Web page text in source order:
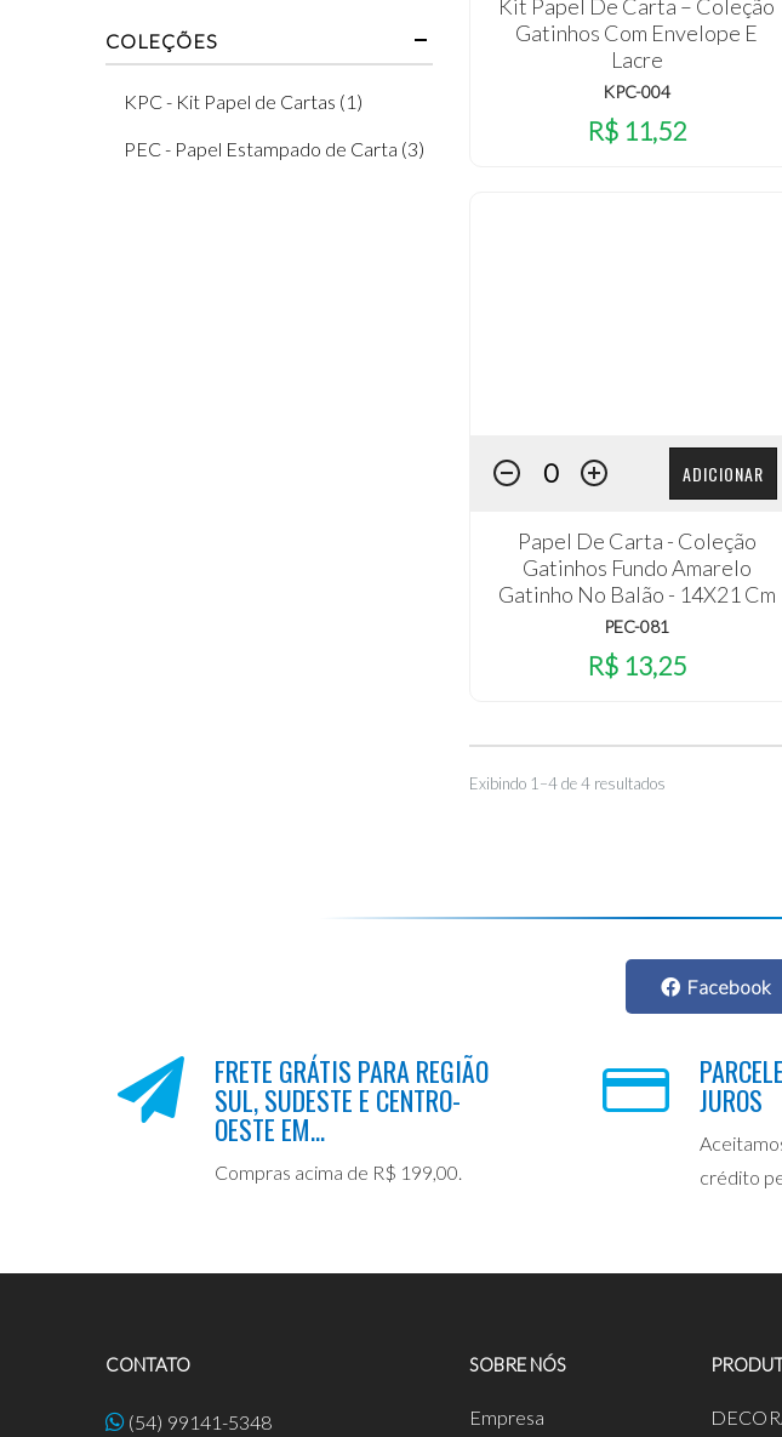
Kit Papel De Carta – Coleção
Gatinhos Com Envelope E
Lacre
KPC-004
R$ 11,52
ADICIONAR
Papel De Carta - Coleção
Gatinhos Fundo Amarelo
Gatinho No Balão - 14X21 Cm
PEC-081
R$ 13,25
Exibindo 1–4 de 4 resultados
COLEÇÕES
KPC - Kit Papel de Cartas (1)
PEC - Papel Estampado de Carta (3)
Facebook
FRETE GRÁTIS PARA REGIÃO
SUL, SUDESTE E CENTRO-
OESTE EM...
Compras acima de R$ 199,00.
JUROS
crédito
CONTATO
(54) 99141-5348
SOBRE NÓS
Empresa